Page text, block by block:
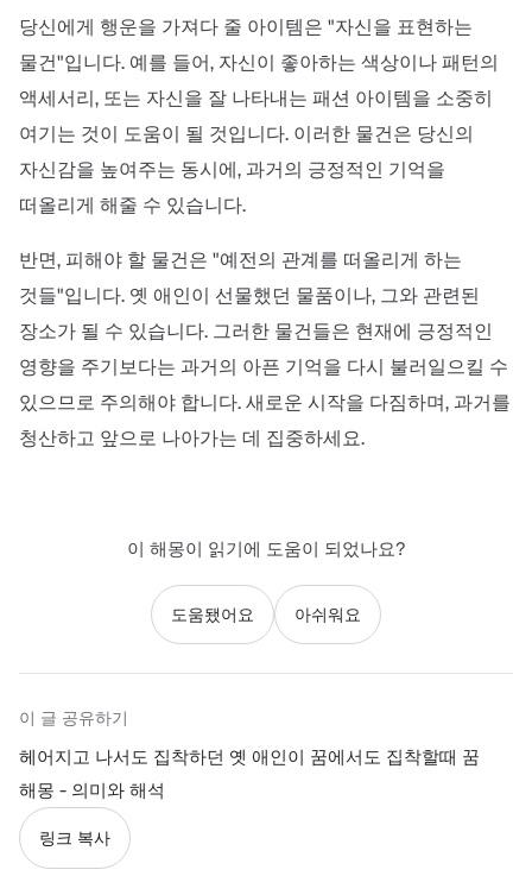
당신에게 행운을 가져다 줄 아이템은 "자신을 표현하는
물건"입니다. 예를 들어, 자신이 좋아하는 색상이나 패턴의
액세서리, 또는 자신을 잘 나타내는 패션 아이템을 소중히
여기는 것이 도움이 될 것입니다. 이러한 물건은 당신의
자신감을 높여주는 동시에, 과거의 긍정적인 기억을
떠올리게 해줄 수 있습니다.
반면, 피해야 할 물건은 "예전의 관계를 떠올리게 하는
것들"입니다. 옛 애인이 선물했던 물품이나, 그와 관련된
장소가 될 수 있습니다. 그러한 물건들은 현재에 긍정적인
영향을 주기보다는 과거의 아픈 기억을 다시 불러일으킬 수
있으므로 주의해야 합니다. 새로운 시작을 다짐하며, 과거를
청산하고 앞으로 나아가는 데 집중하세요.
이 해몽이 읽기에 도움이 되었나요?
도움됐어요 아쉬워요
이 글 공유하기
헤어지고 나서도 집착하던 옛 애인이 꿈에서도 집착할때 꿈
해몽 - 의미와 해석
링크 복사